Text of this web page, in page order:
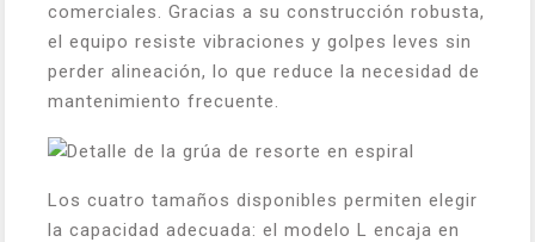
comerciales. Gracias a su construcción robusta,
el equipo resiste vibraciones y golpes leves sin
perder alineación, lo que reduce la necesidad de
mantenimiento frecuente.
Los cuatro tamaños disponibles permiten elegir
la capacidad adecuada: el modelo L encaja en